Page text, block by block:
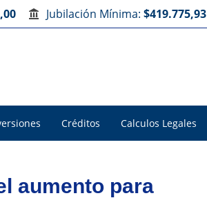
Jubilación Mínima: $419.775,93
Créditos Calculos Legales
aumento para